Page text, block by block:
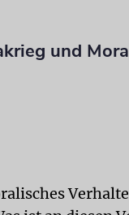
und